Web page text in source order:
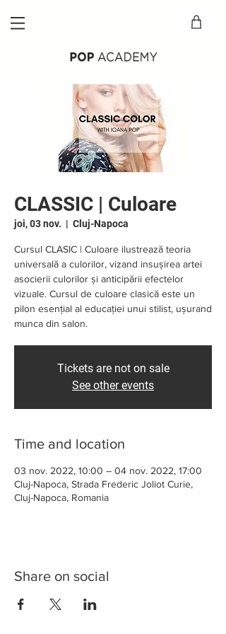
CLASSIC | Culoare
joi, 03 nov.
  |
Cluj-Napoca
Cursul CLASIC | Culoare ilustrează teoria
universală a culorilor, vizand insușirea artei
asocierii culorilor și anticipării efectelor
vizuale. Cursul de culoare clasică este un
pilon esențial al educației unui stilist, ușurand
munca din salon.
Tickets are not on sale
See other events
Time and location
03 nov. 2022, 10:00 – 04 nov. 2022, 17:00
Cluj-Napoca, Strada Frederic Joliot Curie,
Cluj-Napoca, Romania
Share on social